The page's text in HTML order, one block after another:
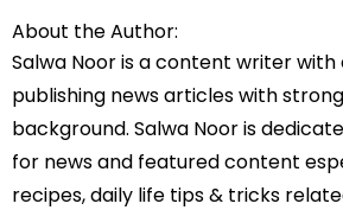
About the Author:
Salwa Noor is a content writer with
publishing news articles with
background. Salwa Noor is
for news and featured content
recipes, daily life tips & tricks